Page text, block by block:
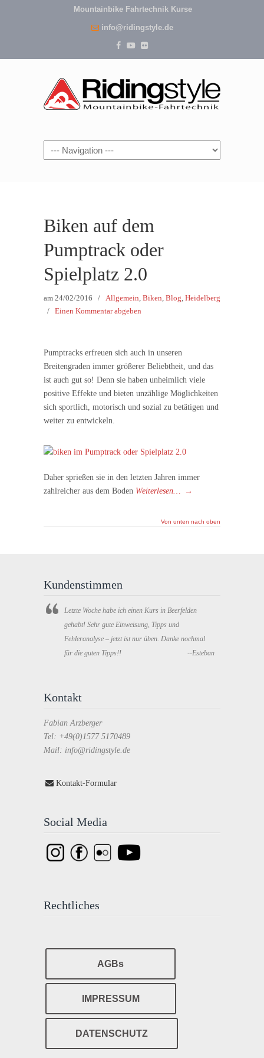
Mountainbike Fahrtechnik Kurse
info@ridingstyle.de
Navigation
Biken auf dem
Pumptrack oder
Spielplatz 2.0
am 24/02/2016 / Allgemein, Biken, Blog, Heidelberg
/ Einen Kommentar abgeben
Pumptracks erfreuen sich auch in unseren
Breitengraden immer größerer Beliebtheit, und das
ist auch gut so! Denn sie haben unheimlich viele
positive Effekte und bieten unzählige Möglichkeiten
sich sportlich, motorisch und sozial zu betätigen und
weiter zu entwickeln.
Daher sprießen sie in den letzten Jahren immer
zahlreicher aus dem Boden Weiterlesen… →
Von unten nach oben
Kundenstimmen
Letzte Woche habe ich einen Kurs in Beerfelden
gehabt! Sehr gute Einweisung, Tipps und
Fehleranalyse – jetzt ist nur üben. Danke nochmal
für die guten Tipps!!
--Esteban
Kontakt
Fabian Arzberger
Tel: +49(0)1577 5170489
Mail: info@ridingstyle.de
Kontakt-Formular
Social Media
Rechtliches
AGBs
IMPRESSUM
DATENSCHUTZ